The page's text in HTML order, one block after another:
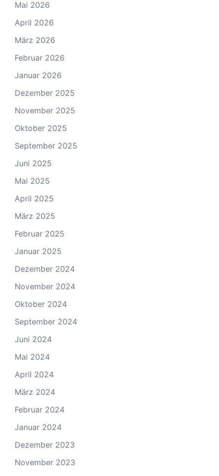
Mai 2026
April 2026
März 2026
Februar 2026
Januar 2026
Dezember 2025
November 2025
Oktober 2025
September 2025
Juni 2025
Mai 2025
April 2025
März 2025
Februar 2025
Januar 2025
Dezember 2024
November 2024
Oktober 2024
September 2024
Juni 2024
Mai 2024
April 2024
März 2024
Februar 2024
Januar 2024
Dezember 2023
November 2023